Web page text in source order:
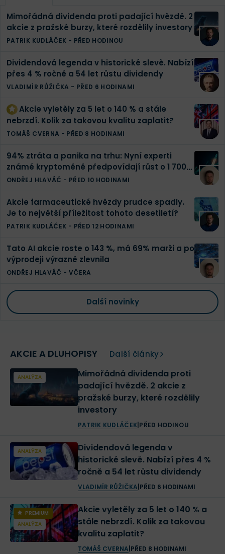
Mimořádná dividenda proti padající hvězdě. 2
akcie z pražské burzy, které rozdělily investory
PATRIK KUDLÁČEK - PŘED HODINOU
Dividendová legenda v historické slevě. Nabízí
přes 4 % ročně a 54 let růstu dividendy
VLADIMÍR RŮŽIČKA - PŘED 6 HODINAMI
Akcie vyletěly za 5 let o 140 % a stále
nebrzdí. Kolik za takovou kvalitu zaplatit?
TOMÁŠ CVERNA - PŘED 8 HODINAMI
94% ztráta a panika na trhu: Nyní experti
známé kryptoměně předpovídají růst o 1 700
%
ONDŘEJ HLAVÁČ - PŘED 10 HODINAMI
Akcie farmaceutické hvězdy prudce spadly.
Je to největší příležitost tohoto desetiletí?
PATRIK KUDLÁČEK - PŘED 12 HODINAMI
Tato AI akcie roste o 143 %, má 69% marži a po
výprodeji výrazně zlevnila
ONDŘEJ HLAVÁČ - VČERA
Další novinky
AKCIE A DLUHOPISY Další články
ANALÝZA
Mimořádná dividenda proti
padající hvězdě. 2 akcie z
pražské burzy, které rozdělily
investory
PATRIK KUDLÁČEK PŘED HODINOU
ANALÝZA
Dividendová legenda v
historické slevě. Nabízí přes 4 %
ročně a 54 let růstu dividendy
VLADIMÍR RŮŽIČKA PŘED 6 HODINAMI
PREMIUM
ANALÝZA
Akcie vyletěly za 5 let o 140 % a
stále nebrzdí. Kolik za takovou
kvalitu zaplatit?
TOMÁŠ CVERNA PŘED 8 HODINAMI